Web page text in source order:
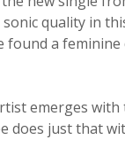
quality in
a
emerges
does just that